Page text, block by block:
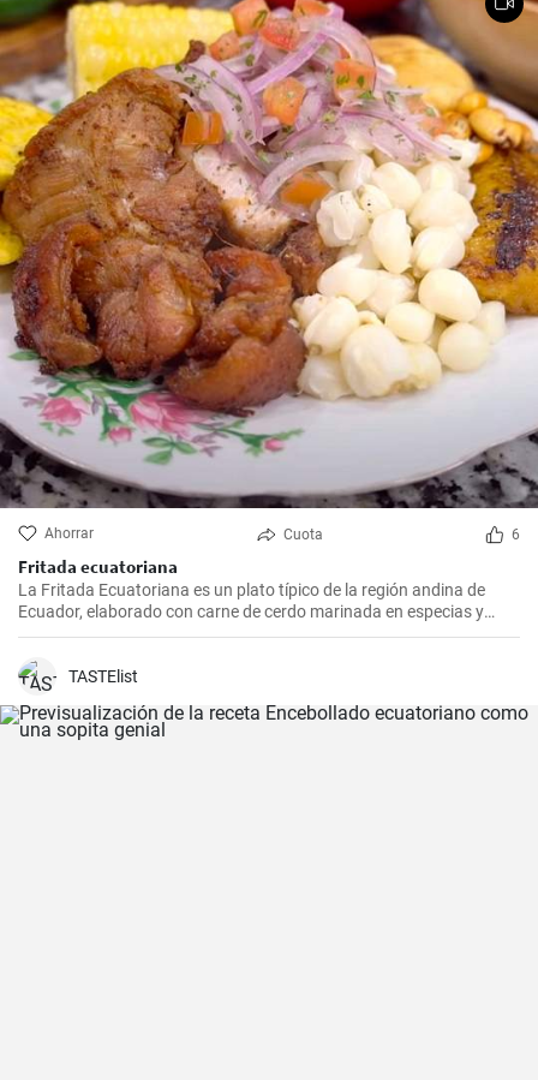
Ahorrar Cuota 6
Fritada ecuatoriana
La Fritada Ecuatoriana es un plato típico de la región andina de
Ecuador, elaborado con carne de cerdo marinada en especias y
cocinada a fuego lento en una olla con agua hasta que quede suave
TASTElist